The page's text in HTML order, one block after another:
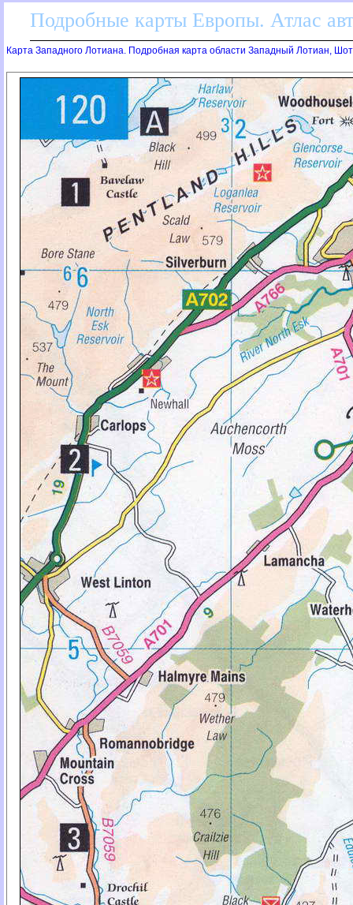
Подробные карты Европы. Атлас
Карта Западного Лотиана. Подробная карта области Западный Лотиан,